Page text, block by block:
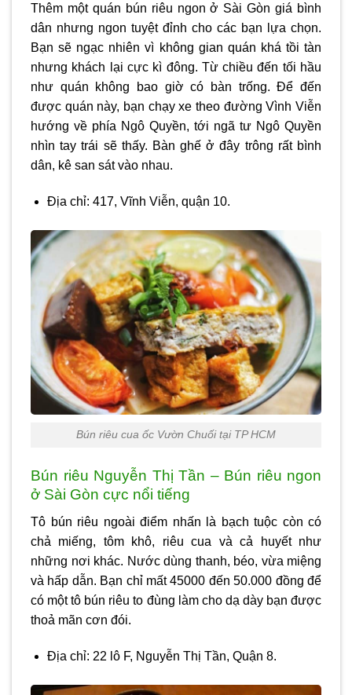
Thêm một quán bún riêu ngon ở Sài Gòn giá bình
dân nhưng ngon tuyệt đỉnh cho các bạn lựa chọn.
Bạn sẽ ngạc nhiên vì không gian quán khá tồi tàn
nhưng khách lại cực kì đông. Từ chiều đến tối hầu
như quán không bao giờ có bàn trống. Để đến
được quán này, bạn chạy xe theo đường Vình Viễn
hướng về phía Ngô Quyền, tới ngã tư Ngô Quyền
nhìn tay trái sẽ thấy. Bàn ghế ở đây trông rất bình
dân, kê san sát vào nhau.
Địa chỉ: 417, Vĩnh Viễn, quận 10.
Bún riêu cua ốc Vườn Chuối tại TP HCM
Bún riêu Nguyễn Thị Tần – Bún riêu ngon
ở Sài Gòn cực nổi tiếng
Tô bún riêu ngoài điểm nhấn là bạch tuộc còn có
chả miếng, tôm khô, riêu cua và cả huyết như
những nơi khác. Nước dùng thanh, béo, vừa miệng
và hấp dẫn. Bạn chỉ mất 45000 đến 50.000 đồng để
có một tô bún riêu to đùng làm cho dạ dày bạn được
thoả mãn cơn đói.
Địa chỉ: 22 lô F, Nguyễn Thị Tần, Quận 8.